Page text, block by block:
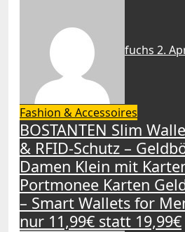
fuchs 2.
Fashion & Accessoires
BOSTANTEN Slim
& RFID-Schutz –
Damen Klein mit
Portmonee Karten
– Smart Wallets for
nur 11,99€ statt 19,99€